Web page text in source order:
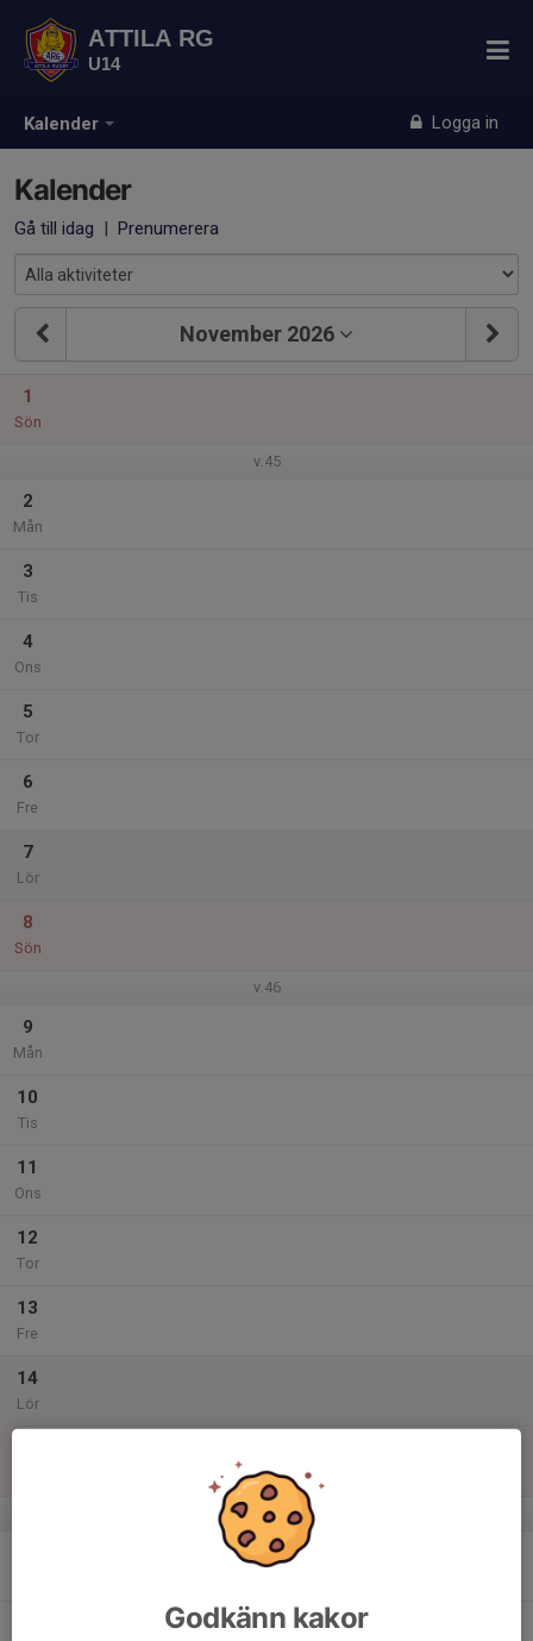
Kalender Logga in
ATTILA RG
U14
Kalender
Gå till idag | Prenumerera
November 2026
1
Sön
v.45
2
Mån
3
Tis
4
Ons
5
Tor
6
Fre
7
Lör
8
Sön
v.46
9
Mån
10
Tis
11
Ons
12
Tor
13
Fre
14
Lör
v.47
Godkänn kakor